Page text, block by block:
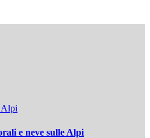
Alpi
e neve sulle Alpi